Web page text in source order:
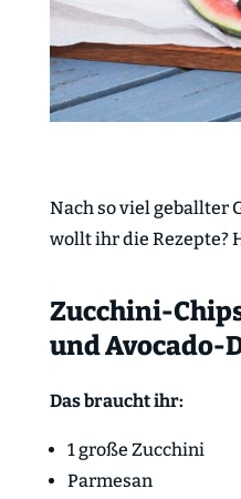
Nach so viel
wollt ihr die Rezepte?
Zucchini-
und Avocado-
Das braucht ihr:
1 große Zucchini
Parmesan